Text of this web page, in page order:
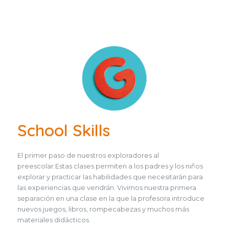
School Skills
El primer paso de nuestros exploradores al
preescolar.Estas clases permiten a los padres y los niños
explorar y practicar las habilidades que necesitarán para
las experiencias que vendrán. Vivimos nuestra primera
separación en una clase en la que la profesora introduce
nuevos juegos, libros, rompecabezas y muchos más
materiales didácticos.